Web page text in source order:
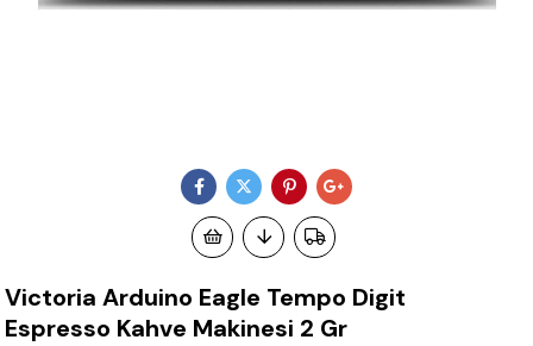
Victoria Arduino Eagle Tempo Digit
Espresso Kahve Makinesi 2 Gr